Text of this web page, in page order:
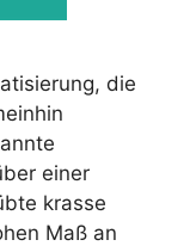
die
einer
krasse
Maß an